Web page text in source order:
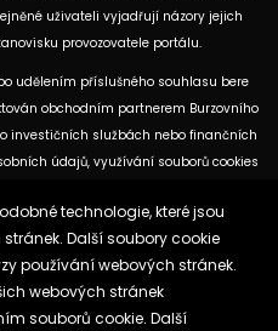
uživateli vyjadřují názory jejich
provozovatele portálu.
udělením příslušného souhlasu bere
obchodním partnerem Burzovního
investičních službách nebo finančních
údajů, využívání souborů cookies
U jednotlivých článků mohou
datu původní analýzy nebo datu,
uvedené tržní údaje.
technologie, které jsou
Další soubory cookie
používání webových stránek.
webových stránek
souborů cookie. Další